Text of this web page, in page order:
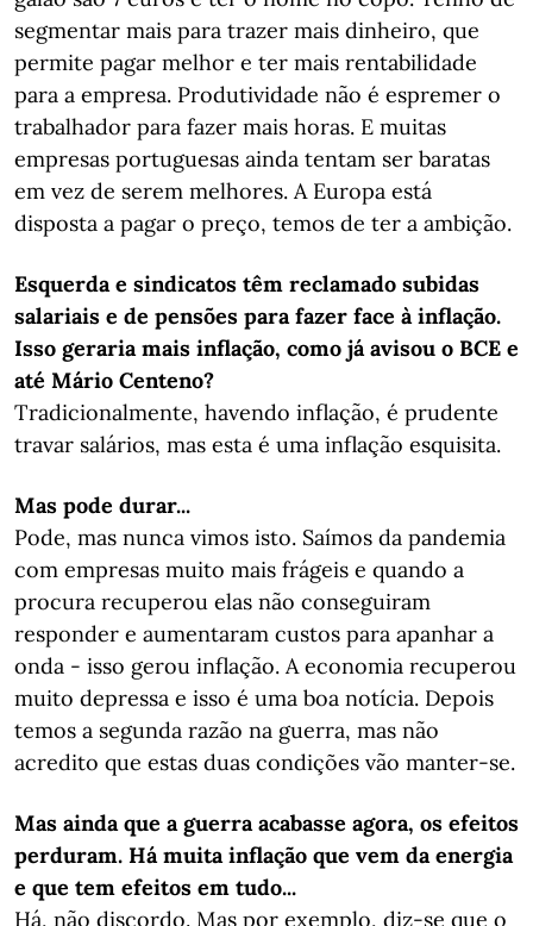
segmentar mais para trazer mais dinheiro, que
permite pagar melhor e ter mais rentabilidade
para a empresa. Produtividade não é espremer o
trabalhador para fazer mais horas. E muitas
empresas portuguesas ainda tentam ser baratas
em vez de serem melhores. A Europa está
disposta a pagar o preço, temos de ter a ambição.
Esquerda e sindicatos têm reclamado subidas
salariais e de pensões para fazer face à inflação.
Isso geraria mais inflação, como já avisou o BCE e
até Mário Centeno?
Tradicionalmente, havendo inflação, é prudente
travar salários, mas esta é uma inflação esquisita.
Mas pode durar...
Pode, mas nunca vimos isto. Saímos da pandemia
com empresas muito mais frágeis e quando a
procura recuperou elas não conseguiram
responder e aumentaram custos para apanhar a
onda - isso gerou inflação. A economia recuperou
muito depressa e isso é uma boa notícia. Depois
temos a segunda razão na guerra, mas não
acredito que estas duas condições vão manter-se.
Mas ainda que a guerra acabasse agora, os efeitos
perduram. Há muita inflação que vem da energia
e que tem efeitos em tudo...
Há, não discordo. Mas por exemplo, diz-se que o